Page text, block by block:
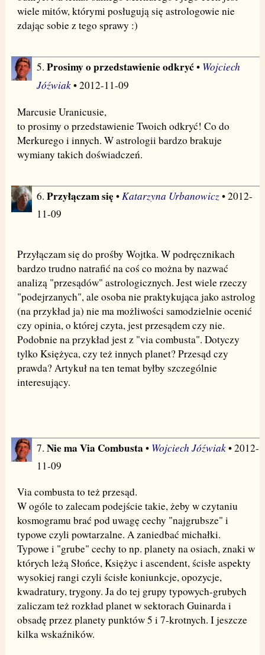
wiele mitów, którymi posługują się astrologowie nie
zdając sobie z tego sprawy :)
5. Prosimy o przedstawienie odkryć• Wojciech
Jóźwiak• 2012-11-09
Marcusie Uranicusie,
to prosimy o przedstawienie Twoich odkryć! Co do
Merkurego i innych. W astrologii bardzo brakuje
wymiany takich doświadczeń.
6. Przyłączam się• Katarzyna Urbanowicz• 2012-
11-09
Przyłączam się do prośby Wojtka. W podręcznikach
bardzo trudno natrafić na coś co można by nazwać
analizą "przesądów" astrologicznych. Jest wiele rzeczy
"podejrzanych", ale osoba nie praktykująca jako astrolog
(na przykład ja) nie ma możliwości samodzielnie ocenić
czy opinia, o której czyta, jest przesądem czy nie.
Podobnie na przykład jest z "via combusta". Dotyczy
tylko Księżyca, czy też innych planet? Przesąd czy
prawda? Artykuł na ten temat byłby szczególnie
interesujący.
7. Nie ma Via Combusta • Wojciech Jóźwiak• 2012-
11-09
Via combusta to też przesąd.
W ogóle to zalecam podejście takie, żeby w czytaniu
kosmogramu brać pod uwagę cechy "najgrubsze" i
typowe czyli powtarzalne. A zaniedbać michałki.
Typowe i "grube" cechy to np. planety na osiach, znaki w
których leżą Słońce, Księżyc i ascendent, ścisłe aspekty
wysokiej rangi czyli ścisłe koniunkcje, opozycje,
kwadratury, trygony. Ja do tej grupy typowych-grubych
zaliczam też rozkład planet w sektorach Guinarda i
obsadę przez planety punktów 5 i 7-krotnych. I jeszcze
kilka wskaźników.